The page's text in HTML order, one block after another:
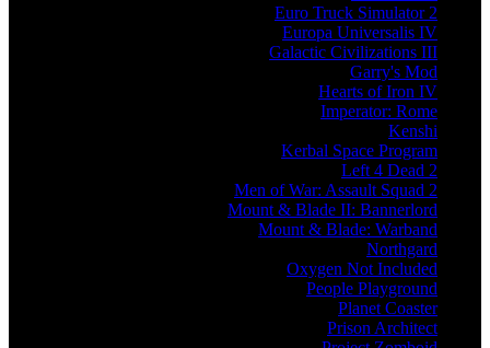
Euro Truck Simulator 2
Europa Universalis IV
Galactic Civilizations III
Garry's Mod
Hearts of Iron IV
Imperator: Rome
Kenshi
Kerbal Space Program
Left 4 Dead 2
Men of War: Assault Squad 2
Mount & Blade II: Bannerlord
Mount & Blade: Warband
Northgard
Oxygen Not Included
People Playground
Planet Coaster
Prison Architect